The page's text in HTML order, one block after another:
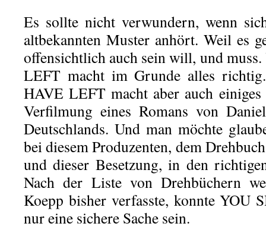
Es sollte nicht verwundern, wenn
altbekannten Muster anhört. Weil es
offensichtlich auch sein will, und
LEFT macht im Grunde alles
HAVE LEFT macht aber auch
Verfilmung eines Romans von
Deutschlands. Und man möchte
bei diesem Produzenten, dem
und dieser Besetzung, in den
Nach der Liste von Drehbüchern
Koepp bisher verfasste, konnte YOU
nur eine sichere Sache sein.